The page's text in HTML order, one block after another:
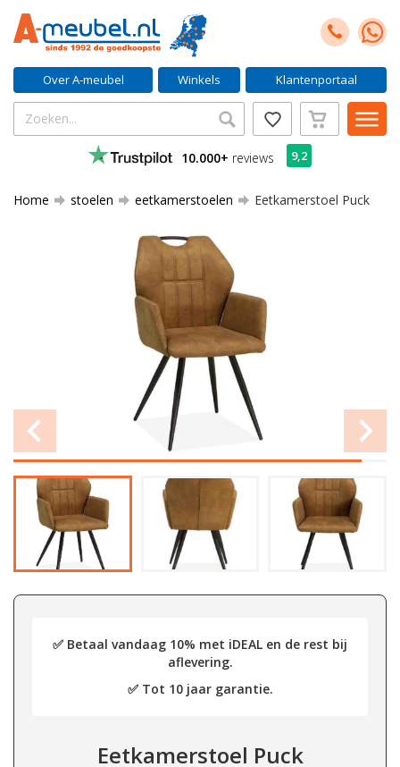
Over A-meubel Winkels Klantenportaal
10.000+ reviews 9,2
Home stoelen eetkamerstoelen Eetkamerstoel Puck
✅ Betaal vandaag 10% met iDEAL en de rest bij
aflevering.
✅ Tot 10 jaar garantie.
Eetkamerstoel Puck